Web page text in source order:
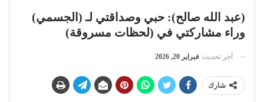
(عبد الله صالح): حبي وصداقتي لـ (الجسمي)
وراء مشاركتي في (لحظات مسروقة)
آخر تحديث فبراير 20, 2026
شارك